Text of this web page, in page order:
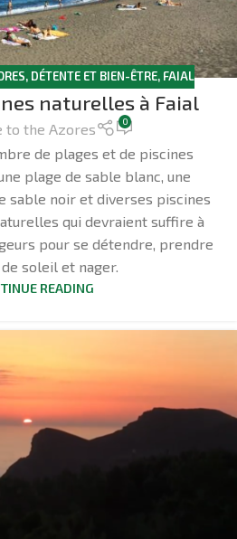
, DÉTENTE ET BIEN-ÊTRE, FAIAL
naturelles à Faial
to the Azores 0
de plages et de piscines
plage de sable blanc, une
sable noir et diverses piscines
qui devraient suffire à
pour se détendre, prendre
soleil et nager.
READING